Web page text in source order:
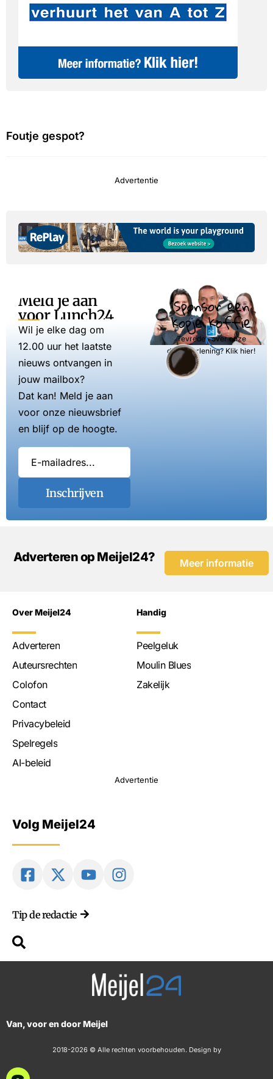
Foutje gespot?
Advertentie
Meld je aan
voor Lunch24
Wil je elke dag om
12.00 uur het laatste
nieuws ontvangen in
jouw mailbox?
Dat kan! Meld je aan
voor onze nieuwsbrief
en blijf op de hoogte.
Inschrijven
Sponsor een
kopje koffie
Tevreden over onze
dienstverlening? Klik hier!
Adverteren op Meijel24? Meer informatie
Over Meijel24
Adverteren
Auteursrechten
Colofon
Contact
Privacybeleid
Spelregels
AI-beleid
Handig
Peelgeluk
Moulin Blues
Zakelijk
Advertentie
Volg Meijel24
Tip de redactie
Van, voor en door Meijel
2018-2026 © Alle rechten voorbehouden. Design by